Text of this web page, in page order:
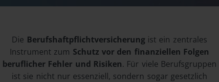
Die Berufshaftpflichtversicherung ist ein zentrales
Instrument zum Schutz vor den finanziellen Folgen
beruflicher Fehler und Risiken. Für viele Berufsgruppen
ist sie nicht nur essenziell, sondern sogar gesetzlich